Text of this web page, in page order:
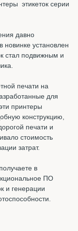
этикеток серии
давно
установлен
стал подвижным и
печати на
для
принтеры
конструкцию,
печати и
стоимость
затрат.
в
ПО
и генерации